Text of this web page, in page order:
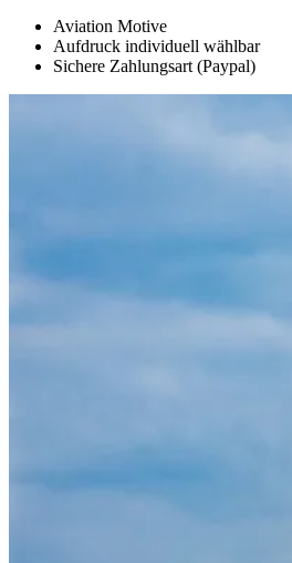
Aviation Motive
Aufdruck individuell wählbar
Sichere Zahlungsart (Paypal)